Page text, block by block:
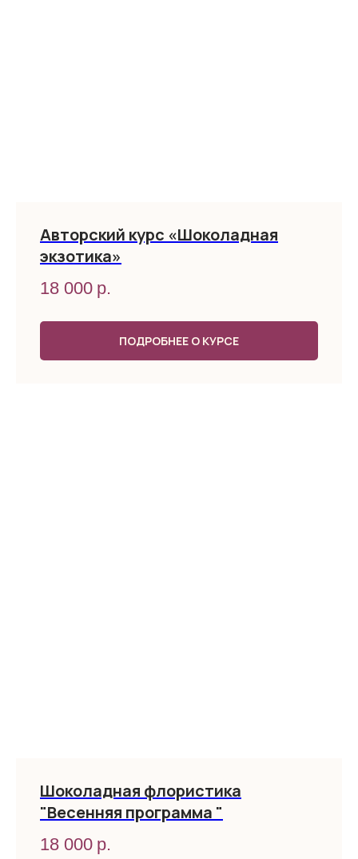
Авторский курс «Шоколадная
экзотика»
18 000 р.
ПОДРОБНЕЕ О КУРСЕ
Шоколадная флористика
"Весенняя программа "
18 000 р.